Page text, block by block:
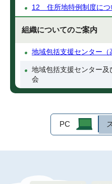
12 住所地特例制度につ
組織についてのご案内
地域包括支援センター（
地域包括支援センター
会
PC